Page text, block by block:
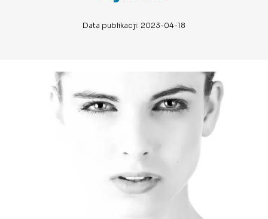
Data publikacji: 2023-04-18